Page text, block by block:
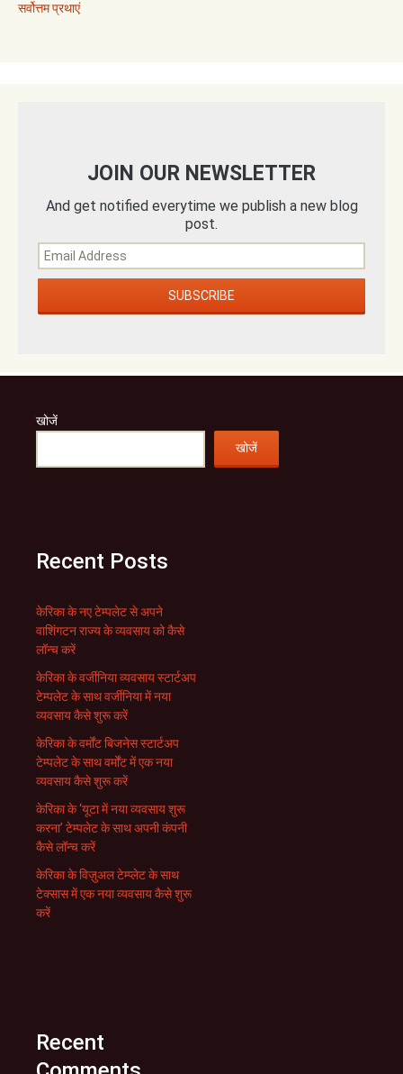
सर्वोत्तम प्रथाएं
JOIN OUR NEWSLETTER
And get notified everytime we publish a new blog
post.
खोजें
खोजें
Recent Posts
केरिका के नए टेम्पलेट से अपने
वाशिंगटन राज्य के व्यवसाय को कैसे
लॉन्च करें
केरिका के वर्जीनिया व्यवसाय स्टार्टअप
टेम्पलेट के साथ वर्जीनिया में नया
व्यवसाय कैसे शुरू करें
केरिका के वर्मोंट बिजनेस स्टार्टअप
टेम्पलेट के साथ वर्मोंट में एक नया
व्यवसाय कैसे शुरू करें
केरिका के ‘यूटा में नया व्यवसाय शुरू
करना’ टेम्पलेट के साथ अपनी कंपनी
कैसे लॉन्च करें
केरिका के विज़ुअल टेम्प्लेट के साथ
टेक्सास में एक नया व्यवसाय कैसे शुरू
करें
Recent